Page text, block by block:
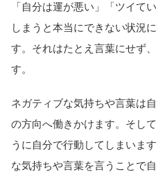
「自分は運が悪い」「ツイて
しまうと本当にできない状況
す。それはたとえ言葉にせず
す。
ネガティブな気持ちや言葉は
の方向へ働きかけます。そし
うに自分で行動してしまいま
な気持ちや言葉を言うことで